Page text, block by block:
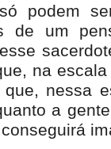
podem
de um
na escala
nessa
a